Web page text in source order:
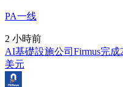
PA一线
2 小時前
AI基礎設施公司Firmus完
美元